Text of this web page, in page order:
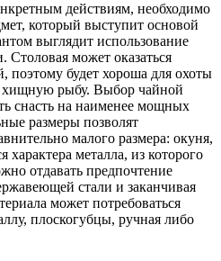
действиям, необходимо
который выступит основой
выглядит использование
может оказаться
будет хороша для охоты
рыбу. Выбор чайной
снасть на наименее мощных
размеры позволят
малого размера: окуня,
характера металла, из которого
отдавать предпочтение
стали и заканчивая
может потребоваться
плоскогубцы, ручная либо